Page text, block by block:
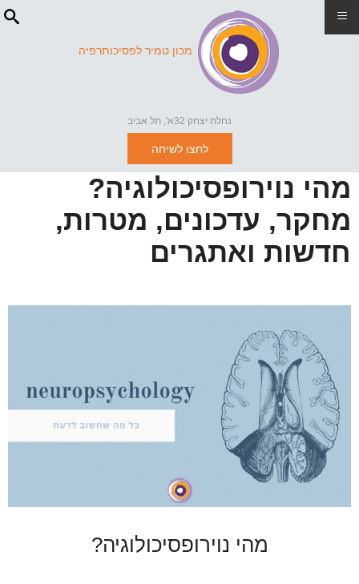
מכון טמיר לפסיכותרפיה
נחלת יצחק 32א', תל אביב
לחצו לשיחה
מהי נוירופסיכולוגיה?
מחקר, עדכונים, מטרות,
חדשות ואתגרים
מהי נוירופסיכולוגיה?
≡